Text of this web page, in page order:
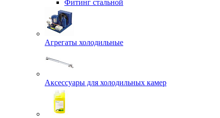
Фитинг стальной
Агрегаты холодильные
Аксессуары для холодильных камер